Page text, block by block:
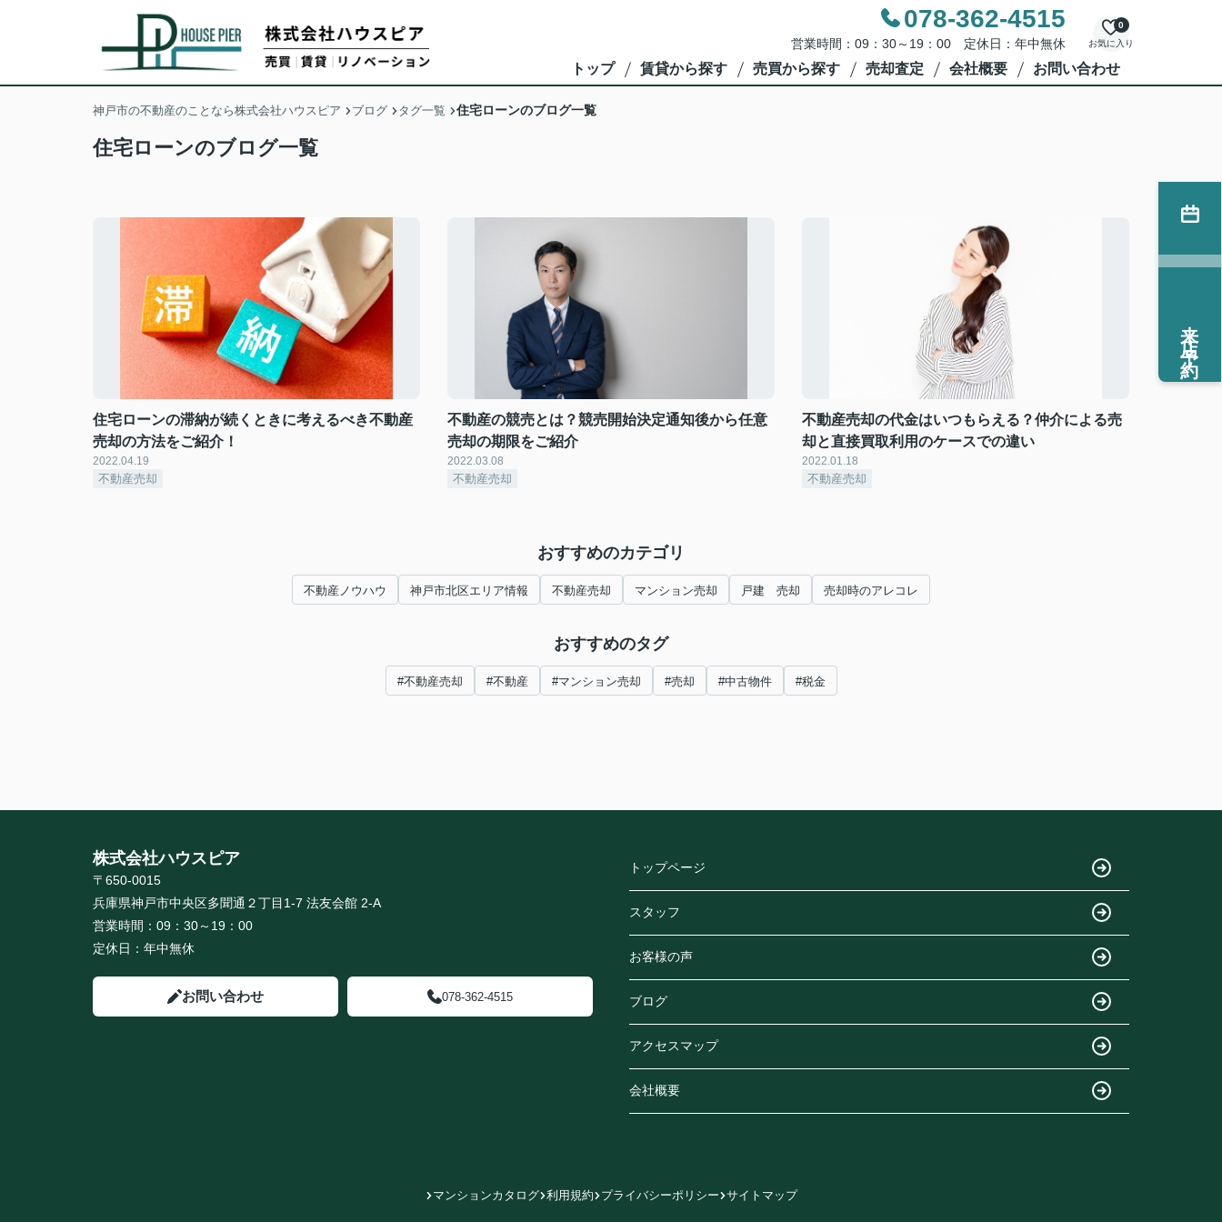
078-362-4515
営業時間：09：30～19：00 定休日：年中無休 お気に入り
0
トップ 賃貸から探す 売買から探す 売却査定 会社概要 お問い合わせ
神戸市の不動産のことなら株式会社ハウスピア ブログ タグ一覧 住宅ローンのブログ一覧
住宅ローンのブログ一覧
住宅ローンの滞納が続くときに考えるべき不動産
売却の方法をご紹介！
2022.04.19
不動産売却
不動産の競売とは？競売開始決定通知後から任意
売却の期限をご紹介
2022.03.08
不動産売却
不動産売却の代金はいつもらえる？仲介による売
却と直接買取利用のケースでの違い
2022.01.18
不動産売却
おすすめのカテゴリ
不動産ノウハウ 神戸市北区エリア情報 不動産売却 マンション売却 戸建 売却 売却時のアレコレ
おすすめのタグ
#不動産売却 #不動産 #マンション売却 #売却 #中古物件 #税金
来店予約
株式会社ハウスピア
〒650-0015
兵庫県神戸市中央区多聞通２丁目1-7 法友会館 2-A
営業時間： 09：30～19：00
定休日： 年中無休
お問い合わせ 078-362-4515
トップページ
スタッフ
お客様の声
ブログ
アクセスマップ
会社概要
マンションカタログ 利用規約 プライバシーポリシー サイトマップ